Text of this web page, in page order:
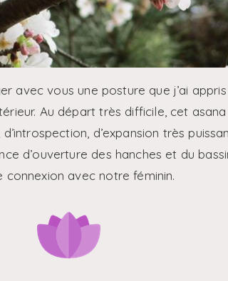
avec vous une posture que j’ai
Au départ très difficile, cet asana
d’expansion très
d’ouverture des hanches et du
avec notre féminin.